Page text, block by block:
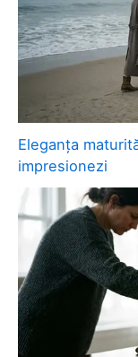
Eleganța
impresionezi